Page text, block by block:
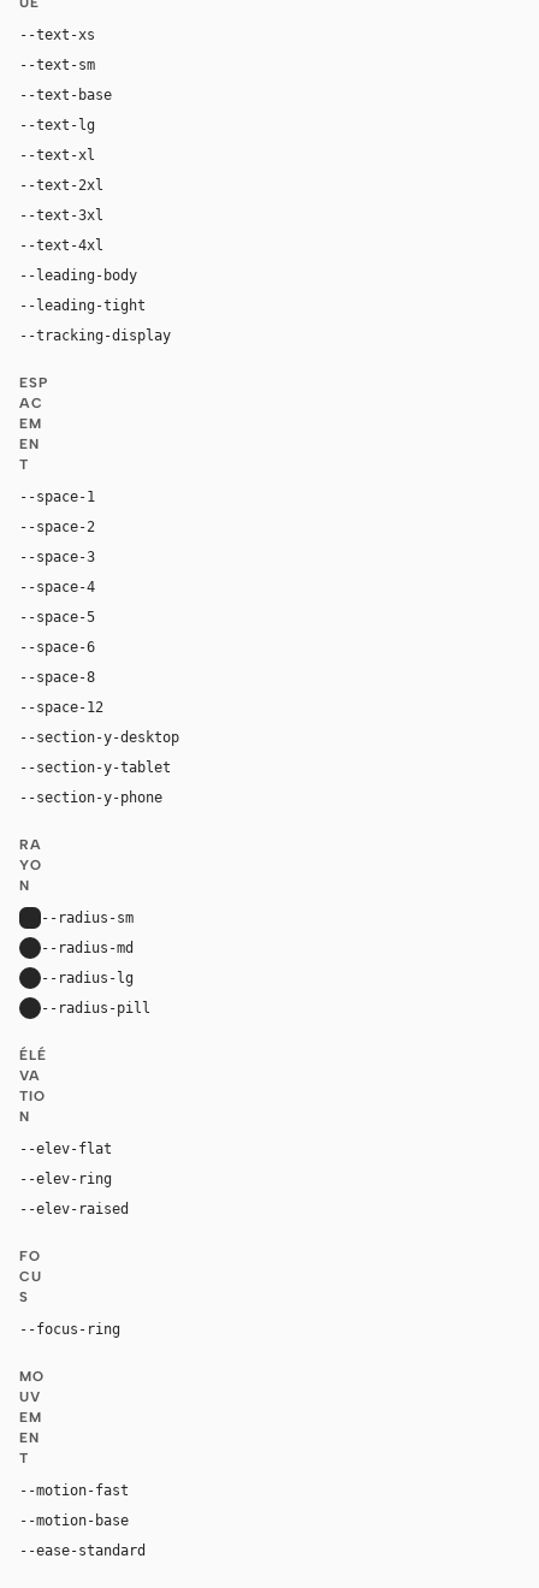
--text-xs
--text-sm
--text-base
--text-lg
--text-xl
--text-2xl
--text-3xl
--text-4xl
--leading-body
--leading-tight
--tracking-display
ESP
AC
EM
EN
T
--space-1
--space-2
--space-3
--space-4
--space-5
--space-6
--space-8
--space-12
--section-y-desktop
--section-y-tablet
--section-y-phone
RA
YO
N
--radius-sm
--radius-md
--radius-lg
--radius-pill
ÉLÉ
VA
TIO
N
--elev-flat
--elev-ring
--elev-raised
FO
CU
S
--focus-ring
MO
UV
EM
EN
T
--motion-fast
--motion-base
--ease-standard